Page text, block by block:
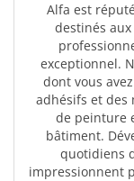
Alfa est
destinés
exceptionnel.
dont vous
adhésifs et des
de peinture
bâtiment.
quotidiens
impressionnent